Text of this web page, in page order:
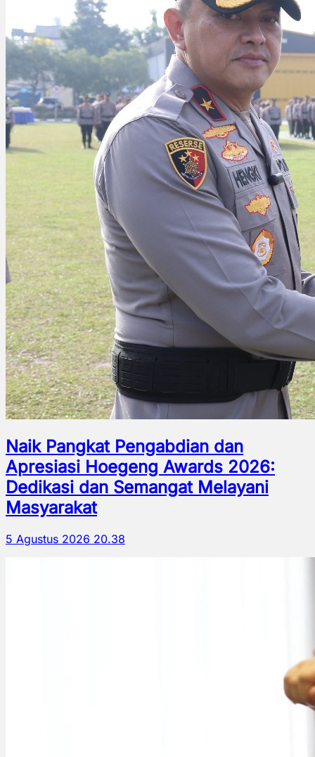
Naik Pangkat Pengabdian dan
Apresiasi Hoegeng Awards 2026:
Dedikasi dan Semangat Melayani
Masyarakat
5 Agustus 2026 20.38